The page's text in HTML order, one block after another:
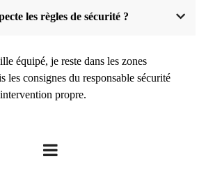
les règles de sécurité ?
équipé, je reste dans les zones
les consignes du responsable sécurité
propre.